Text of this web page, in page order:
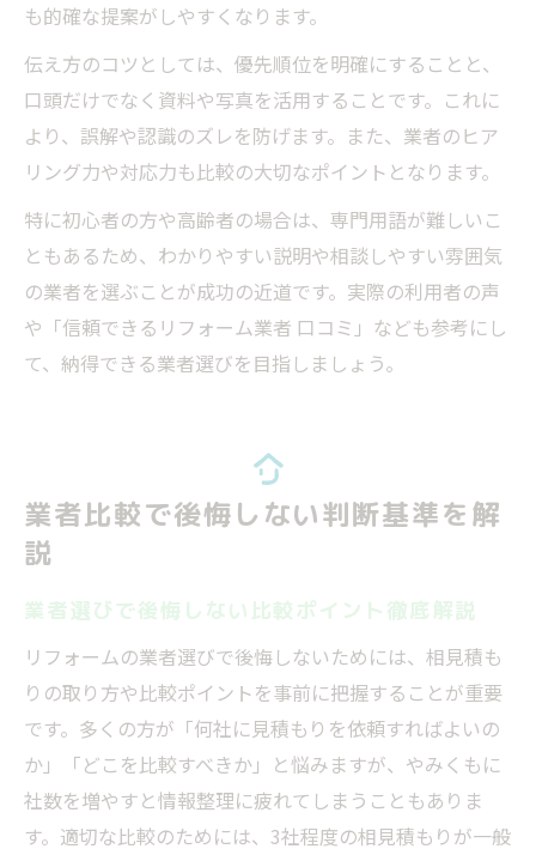
も的確な提案がしやすくなります。
伝え方のコツとしては、優先順位を明確にすることと、
口頭だけでなく資料や写真を活用することです。これに
より、誤解や認識のズレを防げます。また、業者のヒア
リング力や対応力も比較の大切なポイントとなります。
特に初心者の方や高齢者の場合は、専門用語が難しいこ
ともあるため、わかりやすい説明や相談しやすい雰囲気
の業者を選ぶことが成功の近道です。実際の利用者の声
や「信頼できるリフォーム業者 口コミ」なども参考にし
て、納得できる業者選びを目指しましょう。
業者比較で後悔しない判断基準を解
説
業者選びで後悔しない比較ポイント徹底解説
リフォームの業者選びで後悔しないためには、相見積も
りの取り方や比較ポイントを事前に把握することが重要
です。多くの方が「何社に見積もりを依頼すればよいの
か」「どこを比較すべきか」と悩みますが、やみくもに
社数を増やすと情報整理に疲れてしまうこともありま
す。適切な比較のためには、3社程度の相見積もりが一般